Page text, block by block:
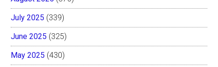
July 2025 (339)
June 2025 (325)
May 2025 (430)